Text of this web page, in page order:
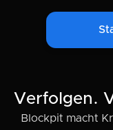
Verfolgen.
Blockpit macht